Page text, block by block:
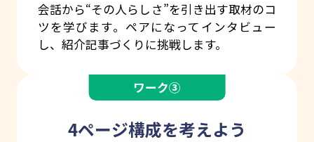
会話から“その人らしさ”を引き出す取材のコ
ツを学びます。ペアになってインタビュー
し、紹介記事づくりに挑戦します。
4ページ構成を考えよう